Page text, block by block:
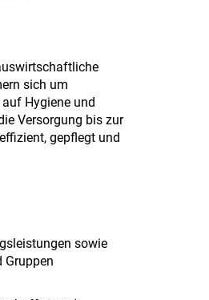
sich um
Hygiene und
Versorgung bis zur
gepflegt und
sowie
Gruppen